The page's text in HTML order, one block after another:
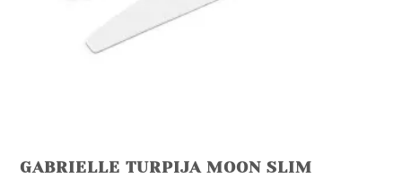
GABRIELLE TURPIJA MOON SLIM